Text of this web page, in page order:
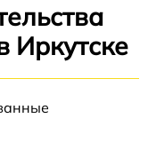
Иркутске